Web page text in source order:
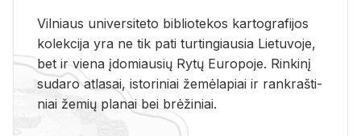
Vil­niaus uni­ver­si­te­to bi­b­lio­te­kos kar­to­gra­fi­jos
ko­lek­ci­ja yra ne tik pati tur­tin­giau­sia Lie­tu­vo­je,
bet ir vie­na įdo­miau­sių Rytų Eu­ro­po­je. Rin­ki­nį
su­da­ro at­la­sai, is­to­ri­niai že­mė­la­piai ir rank­raš­ti­
niai že­mių pla­nai bei brė­ži­niai.